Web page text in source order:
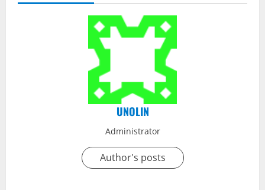
UNOLIN
Administrator
Author's posts